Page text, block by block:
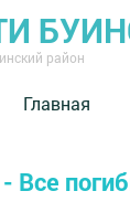
район
Главная
Все